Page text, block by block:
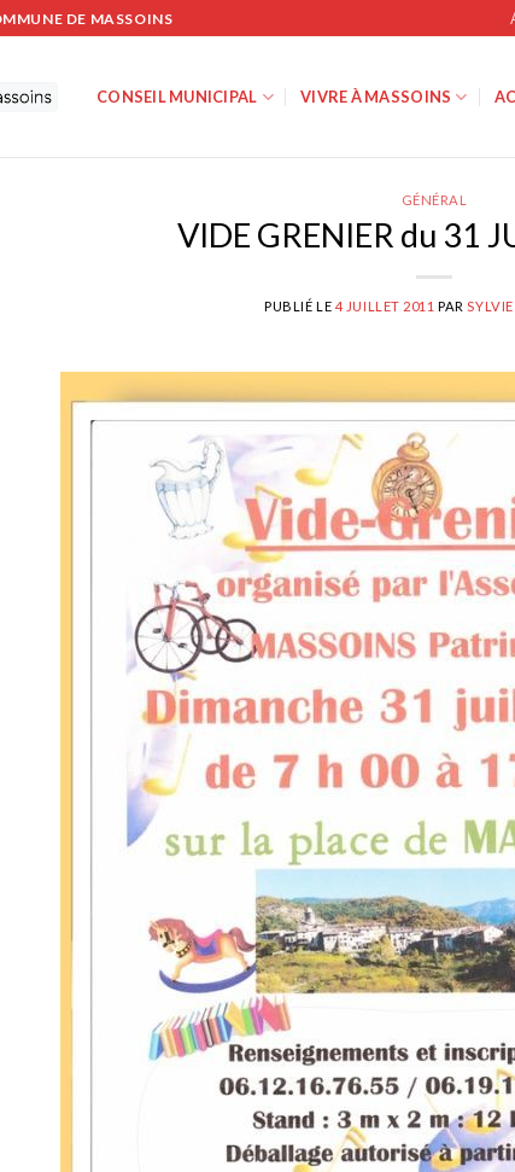
DE MASSOINS
CONSEIL MUNICIPAL VIVRE À MASSOINS
GÉNÉRAL
VIDE GRENIER du 31
PUBLIÉ LE 4 JUILLET 2011 PAR